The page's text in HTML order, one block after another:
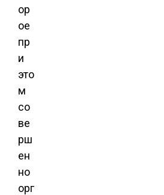
ор
ое
пр
и
это
м
со
ве
рш
ен
но
орг